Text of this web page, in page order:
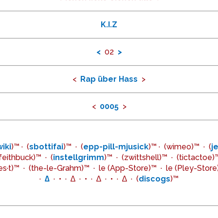
K.I.Z
< 02 >
< Rap über Hass >
< 0005>
)™ · (sbottifai)™ · (epp-pill-mjusick)™ · (wimeo)™ · (
· (instellgrimm)™ · (zwittshell)™ ·
· (the-le-Grahm)™ · le (App-Store)™ · le (Pley-
· ∆ · • · ∆ · • · ∆ · • · ∆ · (discogs)™